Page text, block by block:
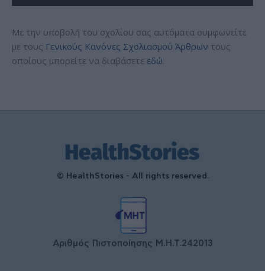
Με την υποβολή του σχολίου σας αυτόματα συμφωνείτε
με τους Γενικούς Κανόνες Σχολιασμού Άρθρων τους
οποίους μπορείτε να διαβάσετε εδώ.
© HealthStories - All rights reserved.
Αριθμός Πιστοποίησης Μ.Η.Τ.242013